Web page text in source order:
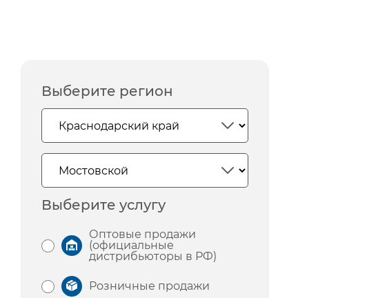
Выберите регион
Выберите услугу
Оптовые продажи
(официальные
дистрибьюторы в РФ)
Розничные продажи